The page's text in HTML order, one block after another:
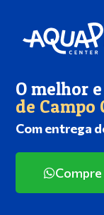
O melhor
de Campo
Com entrega
Compre